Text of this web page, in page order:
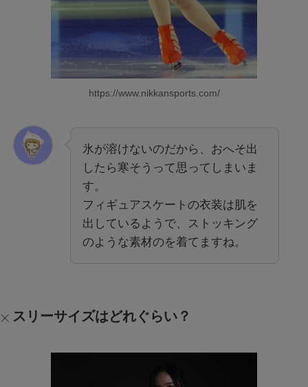
https://www.nikkansports.com/
氷が溶けないのだから、おへそ出
したら寒そうって思ってしまいま
す。
フィギュアスケートの衣装は肌を
出しているようで、ストッキング
のような素材のを着てますね。
スリーサイズはどれぐらい？